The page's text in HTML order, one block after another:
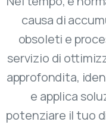
causa di
obsoleti e
servizio di
approfondita,
e applica
potenziare il tuo